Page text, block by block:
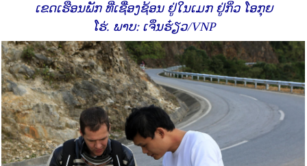
ເຂດເຮືອນພັກ ທີ່ເຊື່ອງຊ້ອນ ຢູ່ໃນເມກ ຢູ່ກິ່ວ ໂອກຸຍ
ໂຮ່. ພາບ: ເຈິ່ນຮ໋ຽວ/VNP